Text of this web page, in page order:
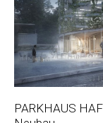
PARKHAUS